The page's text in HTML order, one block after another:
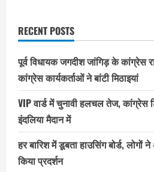
RECENT POSTS
पूर्व विधायक जगदीश जांगिड़ के कांग्रेस
कांग्रेस कार्यकर्ताओं ने बांटी मिठाइयां
VIP वार्ड में चुनावी हलचल तेज, कांग्रेस
इंदलिया मैदान में
हर बारिश में डूबता हाउसिंग बोर्ड,
किया प्रदर्शन